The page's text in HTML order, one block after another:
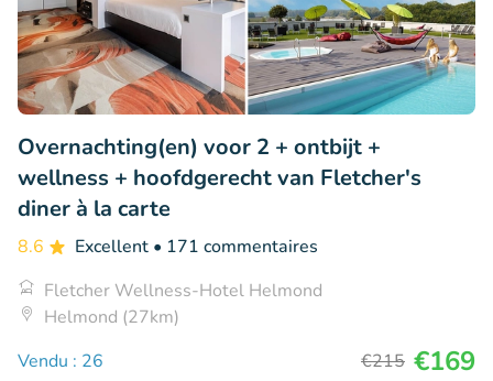
Overnachting(en) voor 2 + ontbijt +
wellness + hoofdgerecht van Fletcher's
diner à la carte
8.6 Excellent • 171 commentaires
Fletcher Wellness-Hotel Helmond
Helmond (27km)
Vendu : 26
€215 €169